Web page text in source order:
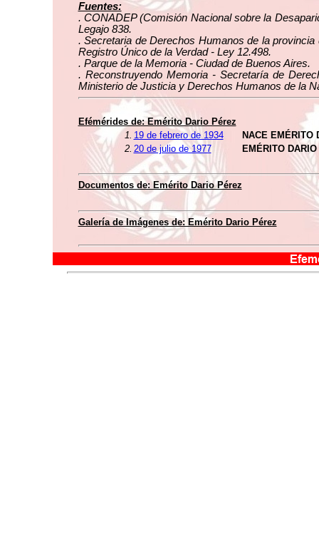
Fuentes:
. CONADEP (Comisión Nacional sobre la
Legajo 838.
. Secretaria de Derechos Humanos de la provincia
Registro Único de la Verdad - Ley 12.498.
. Parque de la Memoria - Ciudad de Buenos Aires.
. Reconstruyendo Memoria - Secretaría de
Ministerio de Justicia y Derechos Humanos de la
Efémérides de: Emérito Dario Pérez
1. 19 de febrero de 1934
NACE EMÉRITO
2. 20 de julio de 1977 EMÉRITO
Documentos de: Emérito Dario Pérez
Galería de Imágenes de: Emérito Dario Pérez